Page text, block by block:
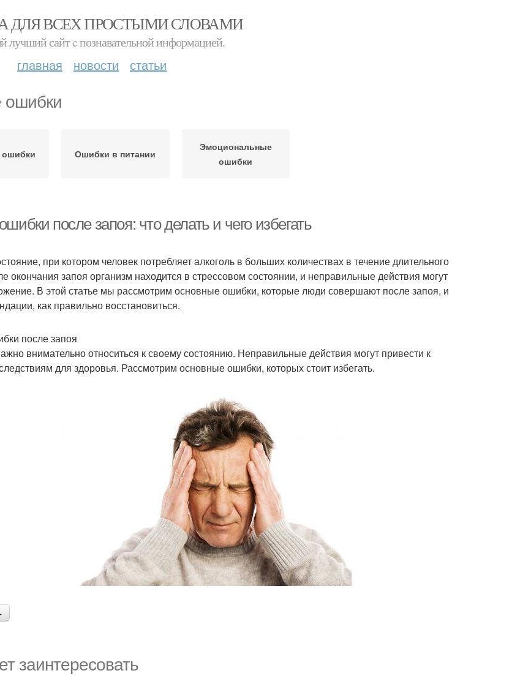
ДЛЯ ВСЕХ ПРОСТЫМИ СЛОВАМИ
лучший сайт c познавательной информацией.
главная новости статьи
ошибки
Ошибки в питании
Эмоциональные
ошибки
после запоя: что делать и чего избегать
при котором человек потребляет алкоголь в больших количествах в течение длительного
окончания запоя организм находится в стрессовом состоянии, и неправильные действия могут
В этой статье мы рассмотрим основные ошибки, которые люди совершают после запоя, и
как правильно восстановиться.
после запоя
внимательно относиться к своему состоянию. Неправильные действия могут привести к
для здоровья. Рассмотрим основные ошибки, которых стоит избегать.
заинтересовать